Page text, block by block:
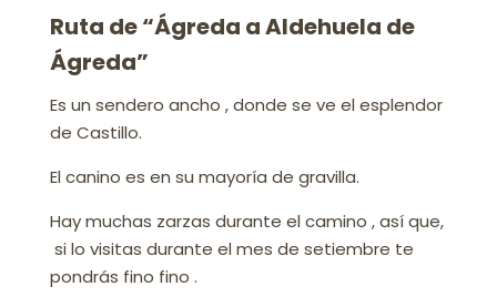
Ruta de “Ágreda a Aldehuela de
Ágreda”
Es un sendero ancho , donde se ve el esplendor
de Castillo.
El canino es en su mayoría de gravilla.
Hay muchas zarzas durante el camino , así que,
si lo visitas durante el mes de setiembre te
pondrás fino fino .